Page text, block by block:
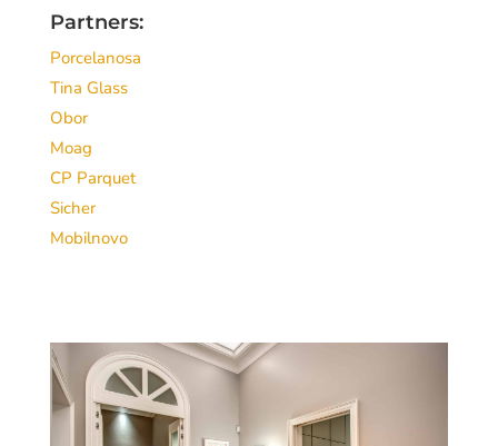
Partners:
Porcelanosa
Tina Glass
Obor
Moag
CP Parquet
Sicher
Mobilnovo